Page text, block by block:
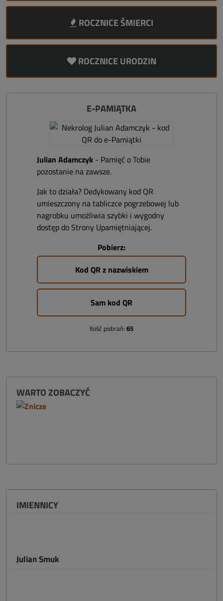
ROCZNICE ŚMIERCI
ROCZNICE URODZIN
E-PAMIĄTKA
Julian Adamczyk - Pamięć o Tobie
pozostanie na zawsze.
Jak to działa? Dedykowany kod QR
umieszczony na tabliczce pogrzebowej lub
nagrobku umożliwia szybki i wygodny
dostęp do Strony Upamiętniającej.
Pobierz:
Kod QR z nazwiskiem
Sam kod QR
Ilość pobrań: 65
WARTO ZOBACZYĆ
IMIENNICY
Julian Smuk